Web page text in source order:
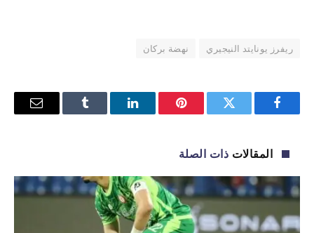
ريفرز يونايتد النيجيري نهضة بركان
فيسبوك تويتر بينتيريستلينكدإن Tumblr
البريد
المقالات ذات الصلة